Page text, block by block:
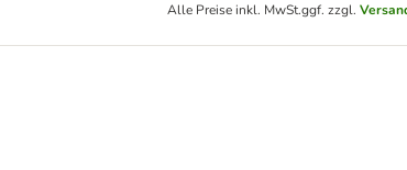
Alle Preise inkl. MwSt.ggf. zzgl.